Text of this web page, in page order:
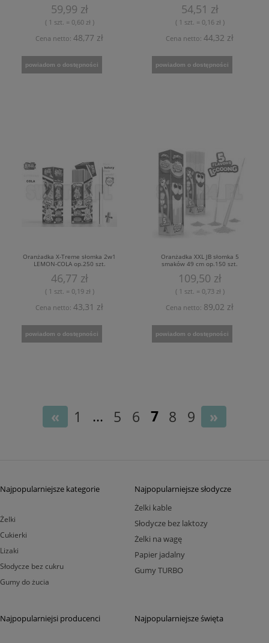
59,99 zł
( 1 szt. = 0,60 zł )
Cena netto: 48,77 zł
powiadom o dostępności
54,51 zł
( 1 szt. = 0,16 zł )
Cena netto: 44,32 zł
powiadom o dostępności
Oranżadka X-Treme słomka 2w1
LEMON-COLA op.250 szt.
46,77 zł
( 1 szt. = 0,19 zł )
Cena netto: 43,31 zł
powiadom o dostępności
Oranżadka XXL JB słomka 5
smaków 49 cm op.150 szt.
109,50 zł
( 1 szt. = 0,73 zł )
Cena netto: 89,02 zł
powiadom o dostępności
« 1 ... 5 6 7 8 9 »
Najpopularniejsze kategorie
Żelki
Cukierki
Lizaki
Słodycze bez cukru
Gumy do żucia
Najpopularniejsze słodycze
Żelki kable
Słodycze bez laktozy
Żelki na wagę
Papier jadalny
Gumy TURBO
Najpopularniejsi producenci Najpopularniejsze święta